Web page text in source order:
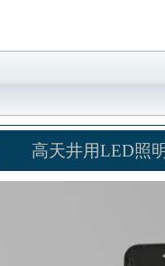
高天井用LED照